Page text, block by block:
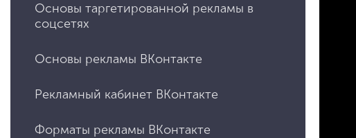
Основы таргетированной рекламы в
соцсетях
Основы рекламы ВКонтакте
Рекламный кабинет ВКонтакте
Форматы рекламы ВКонтакте